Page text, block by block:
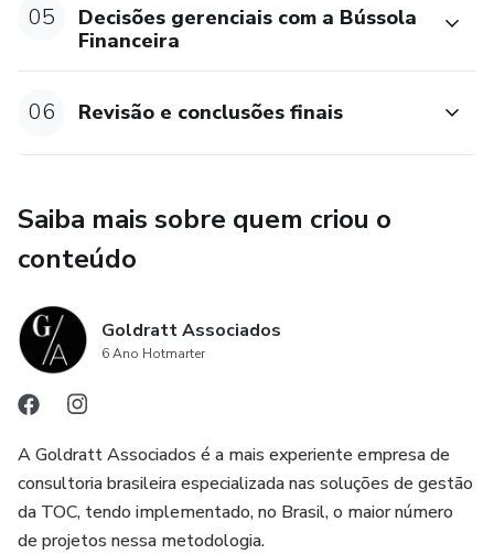
05
Decisões gerenciais com a Bússola
Financeira
06 Revisão e conclusões finais
Saiba mais sobre quem criou o
conteúdo
Goldratt Associados
6 Ano Hotmarter
A Goldratt Associados é a mais experiente empresa de
consultoria brasileira especializada nas soluções de gestão
da TOC, tendo implementado, no Brasil, o maior número
de projetos nessa metodologia.